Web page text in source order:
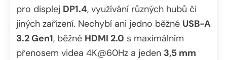
pro displej DP1.4, využívání různých hubů či
jiných zařízení. Nechybí ani jedno běžné USB-A
3.2 Gen1, běžné HDMI 2.0 s maximálním
přenosem videa 4K@60Hz a jeden 3,5 mm